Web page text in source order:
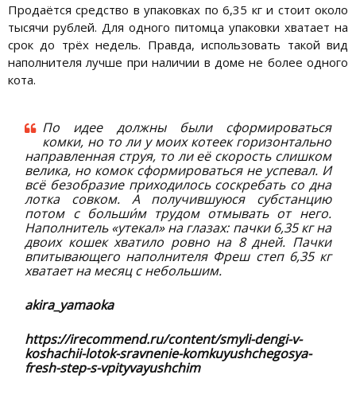
Продаётся средство в упаковках по 6,35 кг и стоит около
тысячи рублей. Для одного питомца упаковки хватает на
срок до трёх недель. Правда, использовать такой вид
наполнителя лучше при наличии в доме не более одного
кота.
По идее должны были сформироваться
комки, но то ли у моих котеек горизонтально
направленная струя, то ли её скорость слишком
велика, но комок сформироваться не успевал. И
всё безобразие приходилось соскребать со дна
лотка совком. А получившуюся субстанцию
потом с больши́м трудом отмывать от него.
Наполнитель «утекал» на глазах: пачки 6,35 кг на
двоих кошек хватило ровно на 8 дней. Пачки
впитывающего наполнителя Фреш степ 6,35 кг
хватает на месяц с небольшим.
akira_yamaoka
https://irecommend.ru/content/smyli-dengi-v-
koshachii-lotok-sravnenie-komkuyushchegosya-
fresh-step-s-vpityvayushchim